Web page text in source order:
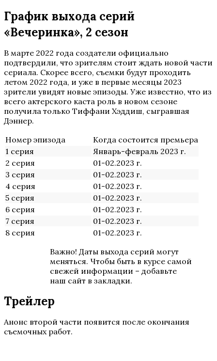
График выхода серий
«Вечеринка», 2 сезон
В марте 2022 года создатели официально
подтвердили, что зрителям стоит ждать новой части
сериала. Скорее всего, съемки будут проходить
летом 2022 года, и уже в первые месяцы 2023
зрители увидят новые эпизоды. Уже известно, что из
всего актерского каста роль в новом сезоне
получила только Тиффани Хэддиш, сыгравшая
Дэннер.
Номер эпизода
Когда состоится премьера
1 серия
Январь-февраль 2023 г.
2 серия
01-02.2023 г.
3 серия
01-02.2023 г.
4 серия
01-02.2023 г.
5 серия
01-02.2023 г.
6 серия
01-02.2023 г.
7 серия
01-02.2023 г.
8 серия
01-02.2023 г.
Важно! Даты выхода серий могут
меняться. Чтобы быть в курсе самой
свежей информации – добавьте
наш сайт в закладки.
Трейлер
Анонс второй части появится после окончания
съемочных работ.